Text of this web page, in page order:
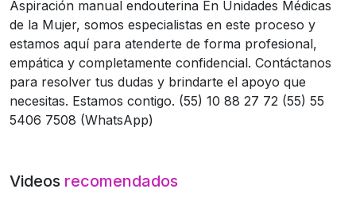
Aspiración manual endouterina En Unidades Médicas
de la Mujer, somos especialistas en este proceso y
estamos aquí para atenderte de forma profesional,
empática y completamente confidencial. Contáctanos
para resolver tus dudas y brindarte el apoyo que
necesitas. Estamos contigo. (55) 10 88 27 72 (55) 55
5406 7508 (WhatsApp)
Videos recomendados